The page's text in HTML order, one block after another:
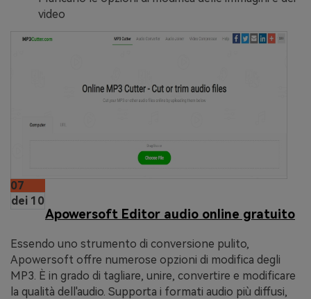
video
07
dei 10
Apowersoft Editor audio online gratuito
Essendo uno strumento di conversione pulito,
Apowersoft offre numerose opzioni di modifica degli
MP3. È in grado di tagliare, unire, convertire e modificare
la qualità dell'audio. Supporta i formati audio più diffusi,